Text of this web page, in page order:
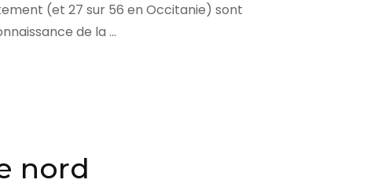
(et 27 sur 56 en Occitanie) sont
de la …
nord